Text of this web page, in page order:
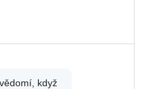
když